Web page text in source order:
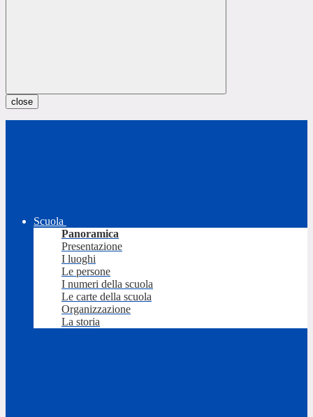
close
Scuola
Panoramica
Presentazione
I luoghi
Le persone
I numeri della scuola
Le carte della scuola
Organizzazione
La storia